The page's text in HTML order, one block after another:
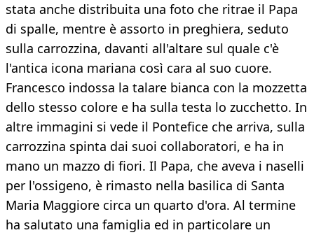
stata anche distribuita una foto che ritrae il Papa
di spalle, mentre è assorto in preghiera, seduto
sulla carrozzina, davanti all'altare sul quale c'è
l'antica icona mariana così cara al suo cuore.
Francesco indossa la talare bianca con la mozzetta
dello stesso colore e ha sulla testa lo zucchetto. In
altre immagini si vede il Pontefice che arriva, sulla
carrozzina spinta dai suoi collaboratori, e ha in
mano un mazzo di fiori. Il Papa, che aveva i naselli
per l'ossigeno, è rimasto nella basilica di Santa
Maria Maggiore circa un quarto d'ora. Al termine
ha salutato una famiglia ed in particolare un